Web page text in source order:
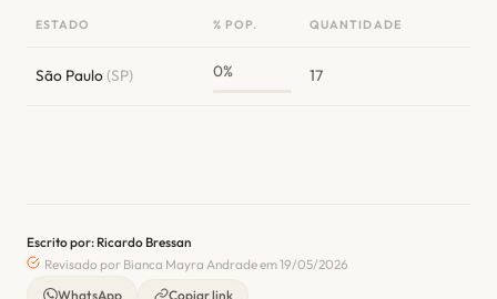
ESTADO % POP. QUANTIDADE
São Paulo(SP) 0% 17
Escrito por: Ricardo Bressan
Revisado por Bianca Mayra Andrade em 19/05/2026
WhatsApp
Copiar link